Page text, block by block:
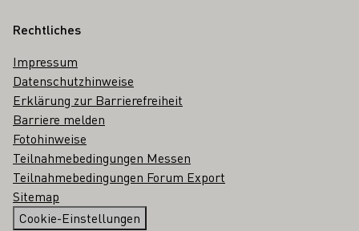
Rechtliches
Impressum
Datenschutzhinweise
Erklärung zur Barrierefreiheit
Barriere melden
Fotohinweise
Teilnahmebedingungen Messen
Teilnahmebedingungen Forum Export
Sitemap
Cookie-Einstellungen